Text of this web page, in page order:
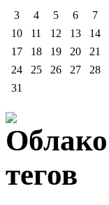
3
4 5 6 7
10
11 12 13 14
17
18 19 20 21
24
25 26 27 28
31